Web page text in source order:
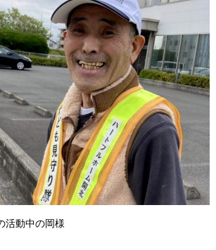
活動中の岡様